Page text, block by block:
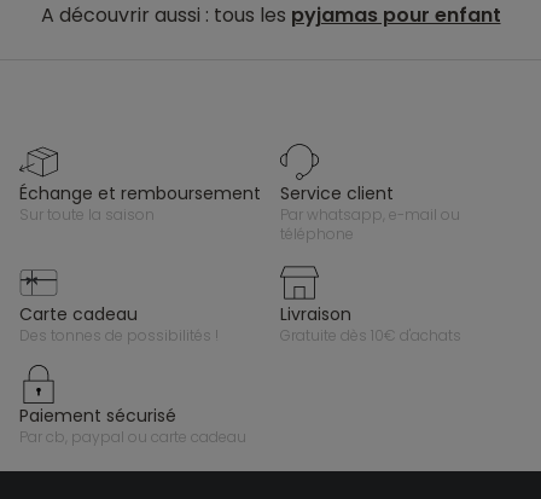
A découvrir aussi : tous les pyjamas pour enfant
échange et remboursement
sur toute la saison
service client
par whatsapp, e-mail ou
téléphone
carte cadeau
des tonnes de possibilités !
livraison
gratuite dès 10€ d'achats
paiement sécurisé
par cb, paypal ou carte cadeau